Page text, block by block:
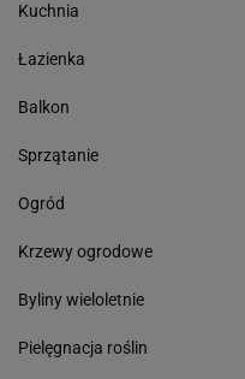
Kuchnia
Łazienka
Balkon
Sprzątanie
Ogród
Krzewy ogrodowe
Byliny wieloletnie
Pielęgnacja roślin